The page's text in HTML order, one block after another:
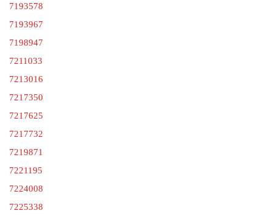
7193578
7193967
7198947
7211033
7213016
7217350
7217625
7217732
7219871
7221195
7224008
7225338